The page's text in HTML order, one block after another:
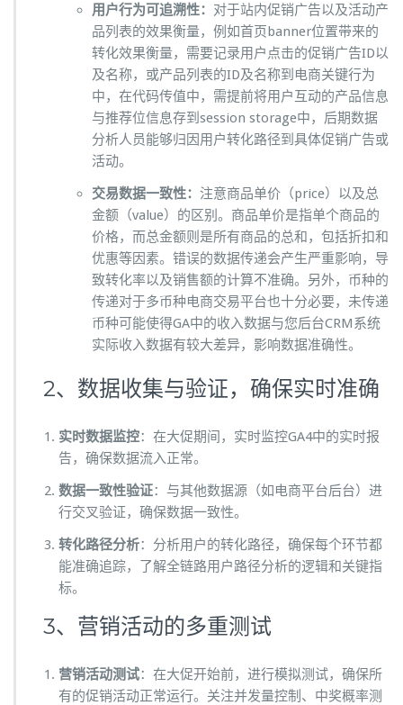
用户行为可追溯性： 对于站内促销广告以及活动产
品列表的效果衡量，例如首页banner位置带来的
转化效果衡量，需要记录用户点击的促销广告ID以
及名称，或产品列表的ID及名称到电商关键行为
中，在代码传值中，需提前将用户互动的产品信息
与推荐位信息存到session storage中，后期数据
分析人员能够归因用户转化路径到具体促销广告或
活动。
交易数据一致性： 注意商品单价（price）以及总
金额（value）的区别。商品单价是指单个商品的
价格，而总金额则是所有商品的总和，包括折扣和
优惠等因素。错误的数据传递会产生严重影响，导
致转化率以及销售额的计算不准确。另外，币种的
传递对于多币种电商交易平台也十分必要，未传递
币种可能使得GA中的收入数据与您后台CRM系统
实际收入数据有较大差异，影响数据准确性。
2、数据收集与验证，确保实时准确
实时数据监控：在大促期间，实时监控GA4中的实时报
告，确保数据流入正常。
数据一致性验证：与其他数据源（如电商平台后台）进
行交叉验证，确保数据一致性。
转化路径分析：分析用户的转化路径，确保每个环节都
能准确追踪，了解全链路用户路径分析的逻辑和关键指
标。
3、营销活动的多重测试
营销活动测试：在大促开始前，进行模拟测试，确保所
有的促销活动正常运行。关注并发量控制、中奖概率测